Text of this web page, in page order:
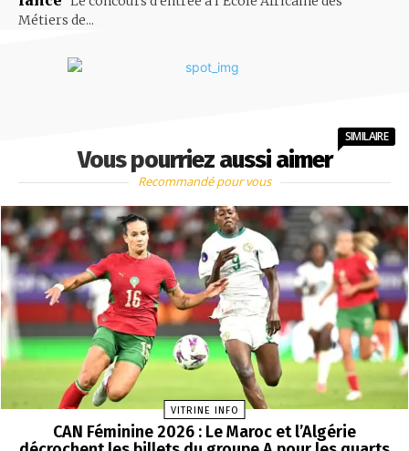
Métiers de...
Vous pourriez aussi aimer
SIMILAIRE
Recommandé pour vous
VITRINE INFO
CAN Féminine 2026 : Le Maroc et l’Algérie